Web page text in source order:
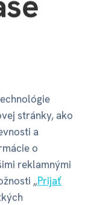
/
10+
Durin
/Dedukcia /
limity
stránky, ako
a
o
reklamnými
„Prijať